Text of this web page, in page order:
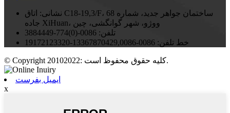
نشانی: اتاق C18-19,3/F، ساختمان جواهر جدید، شماره 68
جاده XiHuan، ووژو، شهر گوانگشی، چین
تلفن: 0086-(0)774-3884449
خط تلفن: 0086-13367870429,0086-19172123320
© Copyright 20102022: کلیه حقوق محفوظ است.
ایمیل بفرست
x